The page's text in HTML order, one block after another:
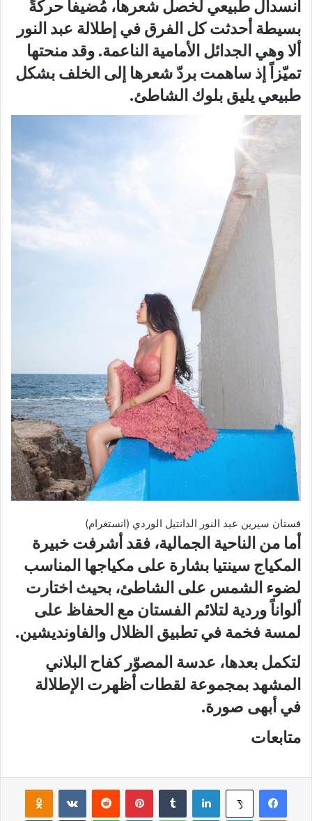
انسدال طبيعي لخصل شعرها، مُضيفاً حركةً
بسيطة أحدثت كل الفرق في إطلالة عبد النور
ألا وهي الجدائل الأمامية الناعمة. وقد منحتها
تميّزاً إذ ساهمت بردّ شعرها إلى الخلف بشكل
طبيعي يليق بلوك الشاطئ.
فستان سيرين عبد النور الدانتيل الوردي (انستغرام)
أما من الناحية الجمالية، فقد أشرفت خبيرة
المكياج سينتيا بشارة على مكياجها المناسب
لضوء الشمس على الشاطئ، بحيث اختارت
ألواناً وردية لتلائم الفستان مع الحفاظ على
لمسة فخمة في تطبيق الظلال والفاونديشين.
لتكمل بعدها، عدسة المصوّر كفاح البلاني
المشهد بمجموعة لقطات أظهرت الإطلالة
في أبهى صورة.
متابعات
فيسبوك ‫X لينكدإن بينتيريست